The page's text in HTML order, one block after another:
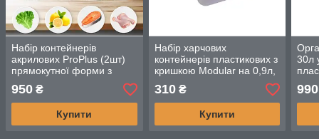
Набір контейнерів
акрилових ProPlus (2шт)
прямокутної форми з
бамбуковою кришкою на
1,4л і 2л
950 ₴
Купити
Набір харчових
контейнерів пластикових з
кришкою Modular на 0,9л,
1,6л та 2,8л
310₴
Купити
30л
990